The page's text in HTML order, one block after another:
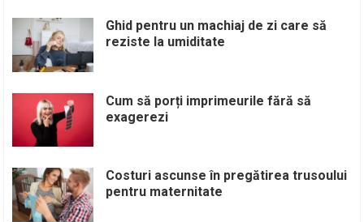
Ghid pentru un machiaj de zi care să
reziste la umiditate
Cum să porți imprimeurile fără să
exagerezi
Costuri ascunse în pregătirea trusoului
pentru maternitate